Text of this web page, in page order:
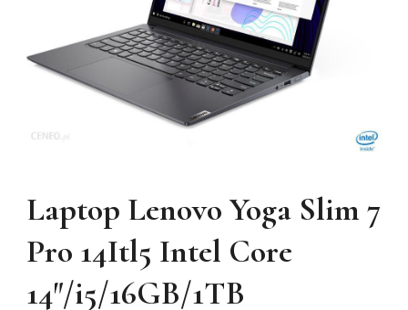
Laptop Lenovo Yoga Slim 7
Pro 14Itl5 Intel Core
14″/i5/16GB/1TB